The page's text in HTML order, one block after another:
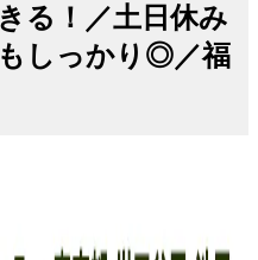
る！／土日休み
しっかり◎／福